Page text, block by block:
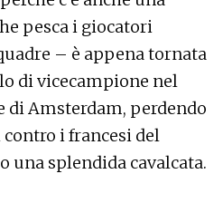
pesca i giocatori
– è appena tornata
di vicecampione nel
Amsterdam, perdendo
i francesi del
una splendida cavalcata.